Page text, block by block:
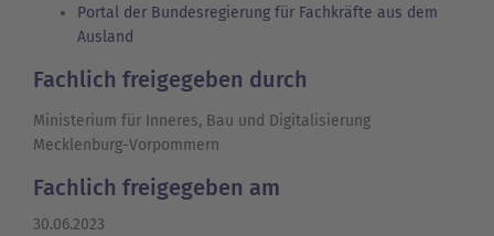
Portal der Bundesregierung für Fachkräfte aus dem
Ausland
Fachlich freigegeben durch
Ministerium für Inneres, Bau und Digitalisierung
Mecklenburg-Vorpommern
Fachlich freigegeben am
30.06.2023